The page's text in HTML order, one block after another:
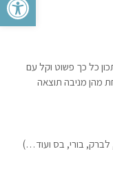
כל כך פשוט וקל עם
מהן מניבה תוצאה